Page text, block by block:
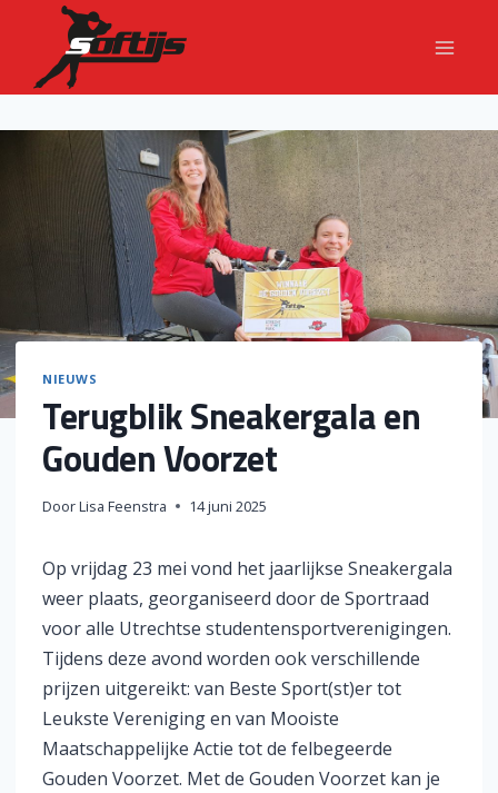
Doorgaan
inhoud
NIEUWS
Terugblik Sneakergala en
Gouden Voorzet
DoorLisa Feenstra 14 juni 2025
Op vrijdag 23 mei vond het jaarlijkse Sneakergala
weer plaats, georganiseerd door de Sportraad
voor alle Utrechtse studentensportverenigingen.
Tijdens deze avond worden ook verschillende
prijzen uitgereikt: van Beste Sport(st)er tot
Leukste Vereniging en van Mooiste
Maatschappelijke Actie tot de felbegeerde
Gouden Voorzet. Met de Gouden Voorzet kan je